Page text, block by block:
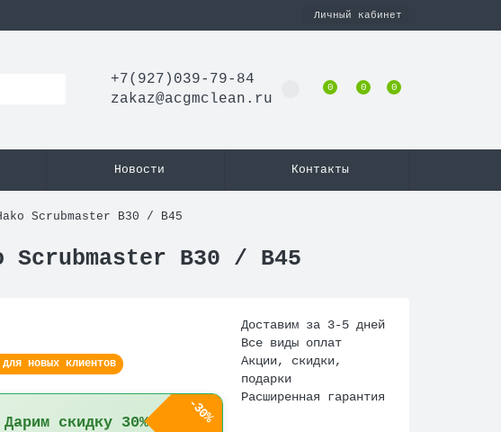
Личный кабинет
+7(927)039-79-84
zakaz@acgmclean.ru
0 0 0
Новости Контакты
Scrubmaster B30 / В45
Scrubmaster B30 / В45
новых клиентов
-30%
скидку 30%!
Доставим за 3-5 дней
Все виды оплат
Акции, скидки,
подарки
Расширенная гарантия